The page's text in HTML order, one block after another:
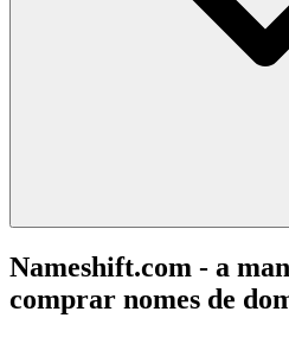
Nameshift.com - a
comprar nomes de